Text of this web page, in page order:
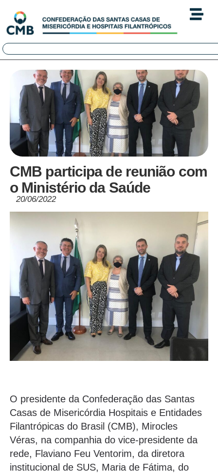
CMB participa de reunião com
o Ministério da Saúde
20/06/2022
O presidente da Confederação das Santas
Casas de Misericórdia Hospitais e Entidades
Filantrópicas do Brasil (CMB), Mirocles
Véras, na companhia do vice-presidente da
rede, Flaviano Feu Ventorim, da diretora
institucional de SUS, Maria de Fátima, do